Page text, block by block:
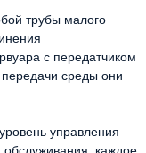
трубы малого
с передатчиком
среды они
управления